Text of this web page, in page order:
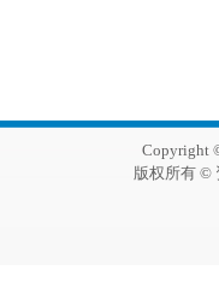
Copyright
版权所有 ©